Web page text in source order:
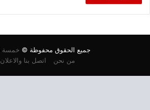
جميع الحقوق محفوظة © خمسة
من نحن
اتصل بنا والاعلان